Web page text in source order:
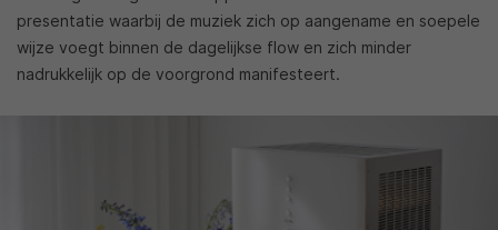
presentatie waarbij de muziek zich op aangename en soepele
wijze voegt binnen de dagelijkse flow en zich minder
nadrukkelijk op de voorgrond manifesteert.